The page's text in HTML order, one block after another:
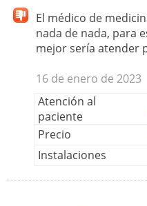
El médico de
nada de nada, para
mejor sería atender
16 de enero de 2023
Atención al
paciente
Precio
Instalaciones